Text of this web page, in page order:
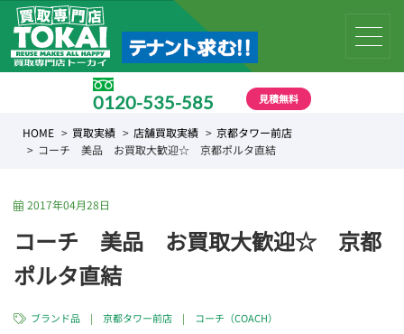
0120-535-585 見積無料
HOME 買取実績 店舗買取実績
京都タワー前店
コーチ 美品 お買取大歓迎☆ 京都ポルタ直結
2017年04月28日
コーチ 美品 お買取大歓迎☆ 京都
ポルタ直結
ブランド品 |京都タワー前店 | コーチ（COACH）